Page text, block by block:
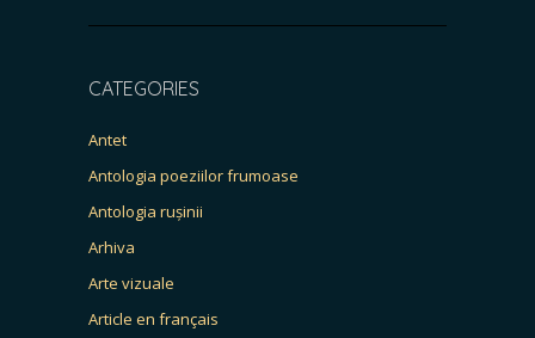
CATEGORIES
Antet
Antologia poeziilor frumoase
Antologia rușinii
Arhiva
Arte vizuale
Article en français